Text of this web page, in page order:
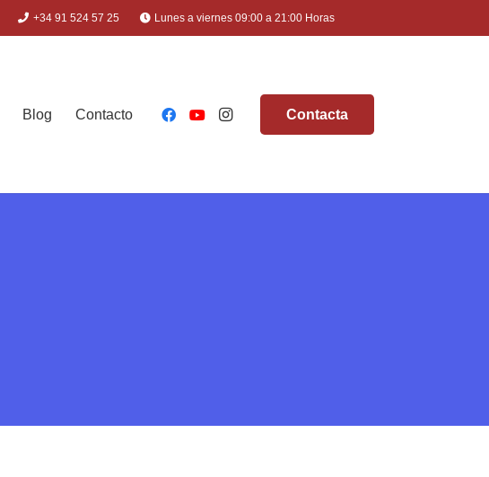
+34 91 524 57 25 Lunes a viernes 09:00 a 21:00 Horas
Blog Contacto Contacta